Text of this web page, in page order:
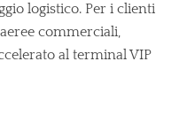
logistico. Per i clienti
commerciali,
al terminal VIP